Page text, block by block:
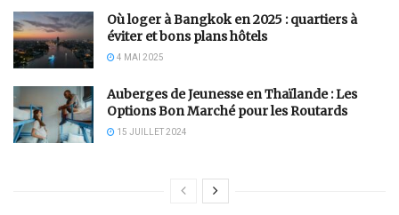
Où loger à Bangkok en 2025 : quartiers à
éviter et bons plans hôtels
4 MAI 2025
Auberges de Jeunesse en Thaïlande : Les
Options Bon Marché pour les Routards
15 JUILLET 2024